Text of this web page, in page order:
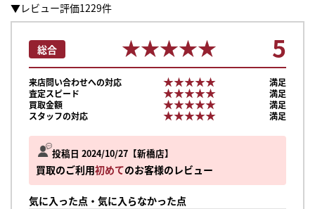
▼レビュー評価1229件
投稿日 2024/10/27 新橋店
買取のご利用初めてのお客様のレビュー
気に入った点・気に入らなかった点
総合 ★★★★★
★★★★★ 5
来店問い合わせへの対応 ★★★★★
★★★★★
満足
査定スピード
★★★★★
★★★★★
満足
買取金額
★★★★★
★★★★★
満足
スタッフの対応
★★★★★
★★★★★ 満足